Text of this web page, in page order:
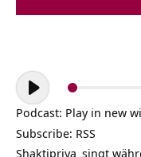
Audio-
Player
Podcast: Play in new
Subscribe: RSS
Shaktipriya singt